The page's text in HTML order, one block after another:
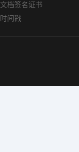
文档签名证书
时间戳